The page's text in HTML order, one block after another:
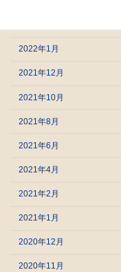
2022年1月
2021年12月
2021年10月
2021年8月
2021年6月
2021年4月
2021年2月
2021年1月
2020年12月
2020年11月